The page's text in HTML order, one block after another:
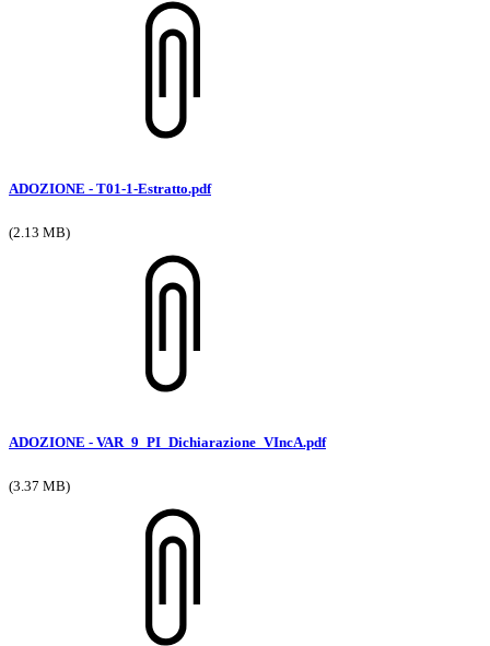
ADOZIONE - T01-1-Estratto.pdf
(2.13 MB)
ADOZIONE - VAR_9_PI_Dichiarazione_VIncA.pdf
(3.37 MB)